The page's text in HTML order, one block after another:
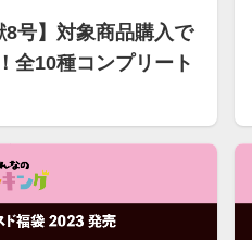
8号】対象商品購入で
全10種コンプリート